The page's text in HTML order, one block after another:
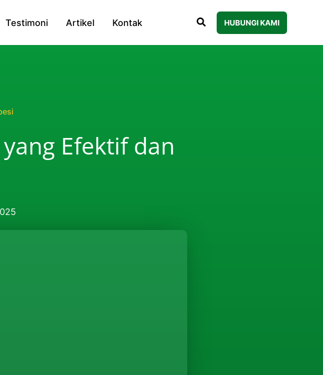
Testimoni Artikel Kontak HUBUNGI KAMI
Efektif dan